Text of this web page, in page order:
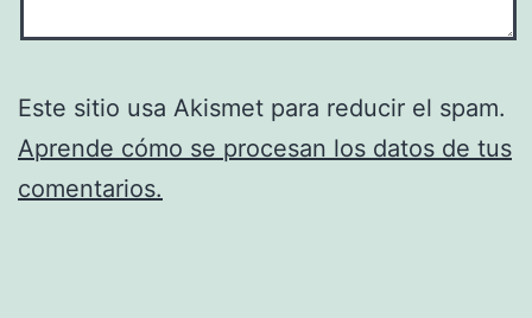
Este sitio usa Akismet para reducir el spam.
Aprende cómo se procesan los datos de tus
comentarios.